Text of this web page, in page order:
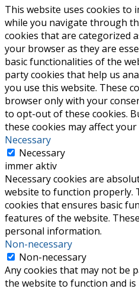
This website uses cookies to
while you navigate through
cookies that are categorized
your browser as they are
basic functionalities of the
party cookies that help us
you use this website. These
browser only with your
to opt-out of these cookies.
these cookies may affect
Necessary
Necessary
immer aktiv
Necessary cookies are
website to function properly.
cookies that ensures basic
features of the website.
personal information.
Non-necessary
Non-necessary
Any cookies that may not be
the website to function and is